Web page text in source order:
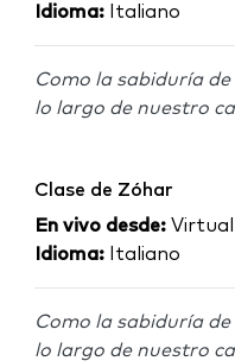
Idioma: Italiano
Como la sabiduría
lo largo de nuestro
Clase de Zóhar
En vivo desde: Virtual
Idioma: Italiano
Como la sabiduría
lo largo de nuestro